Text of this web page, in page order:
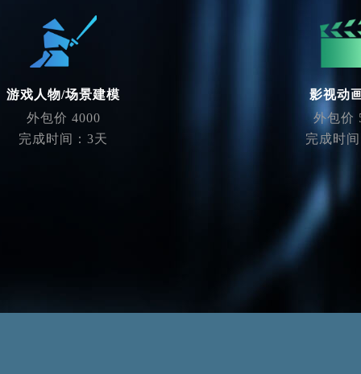
游戏人物/场景建模
外包价 4000
完成时间：3天
影视动
外包价
完成时